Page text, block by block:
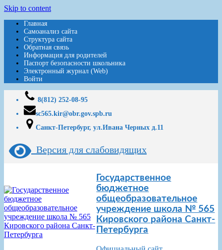
Skip to content
Главная
Самоанализ сайта
Структура сайта
Обратная связь
Информация для родителей
Паспорт безопасности школьника
Электронный журнал (Web)
Войти
8(812) 252-08-95
sc565.kir@obr.gov.spb.ru
Санкт-Петербург, ул.Ивана Черных д.11
Версия для слабовидящих
Государственное
бюджетное
общеобразовательное
учреждение школа № 565
Кировского района Санкт-
Петербурга